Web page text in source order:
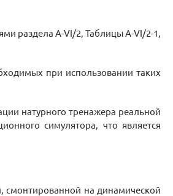
раздела A-VI/2, Таблицы A-VI/2-1,
при использовании таких
натурного тренажера реальной
симулятора, что является
смонтированной на динамической